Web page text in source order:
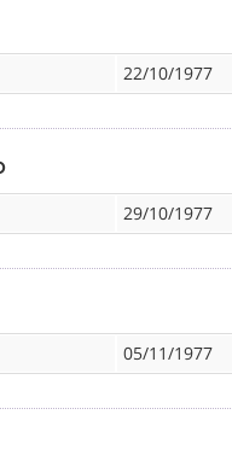
22/10/1977
29/10/1977
05/11/1977